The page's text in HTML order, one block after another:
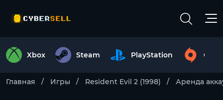
Xbox Steam PlayStation
Главная Игры Resident Evil 2 (1998) Аренда